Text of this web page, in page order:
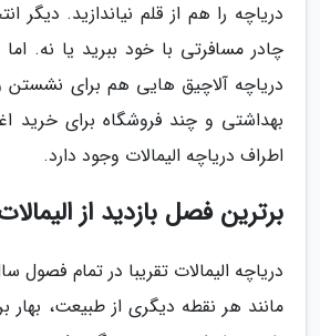
دریاچه را هم از قلم نیاندازید. دیگر
چادر مسافرتی با خود ببرید یا نه.
دریاچه آلاچیق هایی هم برای
بهداشتی و چند فروشگاه برای خرید
اطراف دریاچه الیمالات وجود دارد.
برترین فصل بازدید از
دریاچه الیمالات تقریبا در تمام فصول
مانند هر نقطه دیگری از طبیعت، بهار